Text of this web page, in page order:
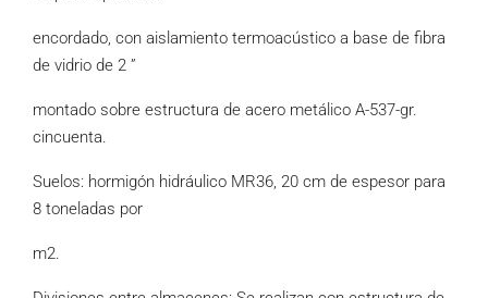
encordado, con aislamiento termoacústico a base de fibra
de vidrio de 2 ”
montado sobre estructura de acero metálico A-537-gr.
cincuenta.
Suelos: hormigón hidráulico MR36, 20 cm de espesor para
8 toneladas por
m2.